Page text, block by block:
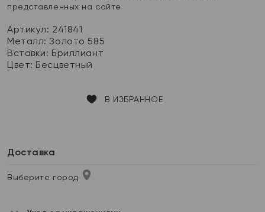
представленных на сайте
Артикул: 241841
Металл:Золото 585
Вставки: Бриллиант
Цвет: Бесцветный
В ИЗБРАННОЕ
Доставка
Выберите город